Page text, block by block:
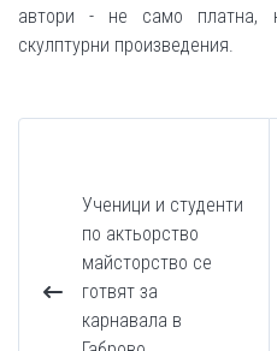
автори - не само платна,
скулптурни произведения.
Ученици и студенти
по актьорство
майсторство се
готвят за
карнавала в